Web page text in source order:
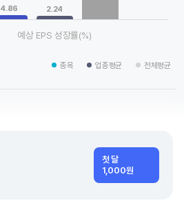
4.86 2.24
예상 EPS 성장률(%)
종목 업종평균 전체평균
첫 달
1,000원